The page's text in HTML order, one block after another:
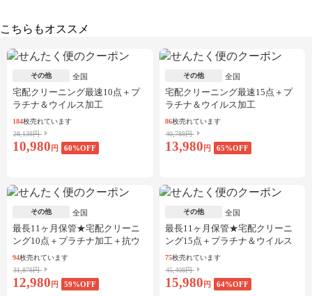
こちらもオススメ
その他 全国
宅配クリーニング最速10点＋プ
ラチナ＆ウイルス加工
184枚売れています
28,138円
10,980 円 60%OFF
その他 全国
宅配クリーニング最速15点＋プ
ラチナ＆ウイルス加工
86枚売れています
40,788円
13,980 円 65%OFF
その他 全国
最長11ヶ月保管★宅配クリーニ
ング10点＋プラチナ加工＋抗ウ
イルス加工
94枚売れています
31,878円
12,980 円 59%OFF
その他 全国
最長11ヶ月保管★宅配クリーニ
ング15点＋プラチナ＆ウイルス
加工
75枚売れています
45,408円
15,980 円 64%OFF